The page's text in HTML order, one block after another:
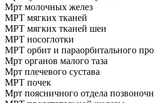
Мрт молочных желез
МРТ мягких тканей
МРТ мягких тканей шеи
МРТ носоглотки
МРТ орбит и параорбитального
Мрт органов малого таза
Мрт плечевого сустава
МРТ почек
Мрт поясничного отдела